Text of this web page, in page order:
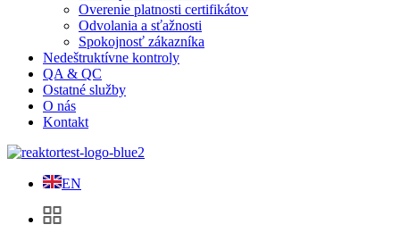
Overenie platnosti certifikátov
Odvolania a sťažnosti
Spokojnosť zákazníka
Nedeštruktívne kontroly
QA & QC
Ostatné služby
O nás
Kontakt
EN